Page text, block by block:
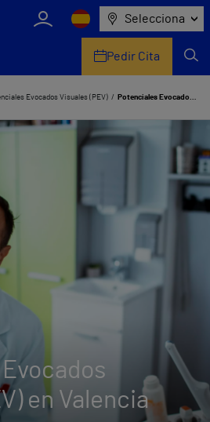
Selecciona
Pedir Cita
Evocados Visuales (PEV) Potenciales Evocados Visuales (PEV) en Valencia
en Valencia